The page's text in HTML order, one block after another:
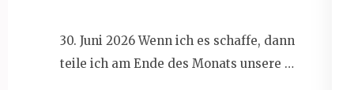
30. Juni 2026 Wenn ich es schaffe, dann
teile ich am Ende des Monats unsere …